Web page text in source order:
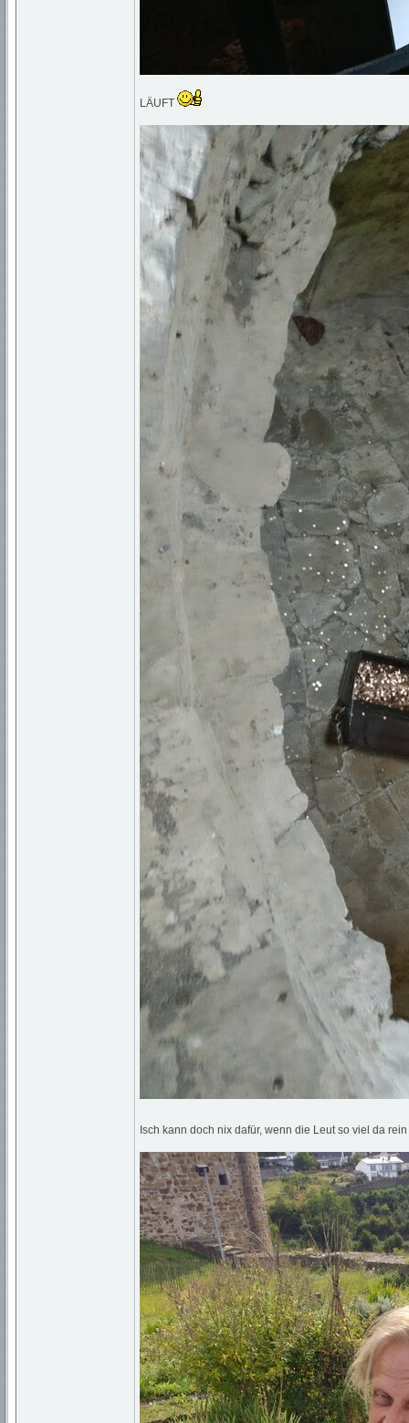
LÄUFT
Isch kann doch nix dafür, wenn die Leut so viel da